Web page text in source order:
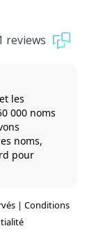
reviews
les
000 noms
noms,
pour
| Conditions